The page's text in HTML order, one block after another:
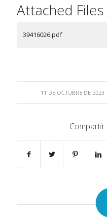
Attached Files
39416026.pdf
11 DE OCTUBRE DE 2023
/